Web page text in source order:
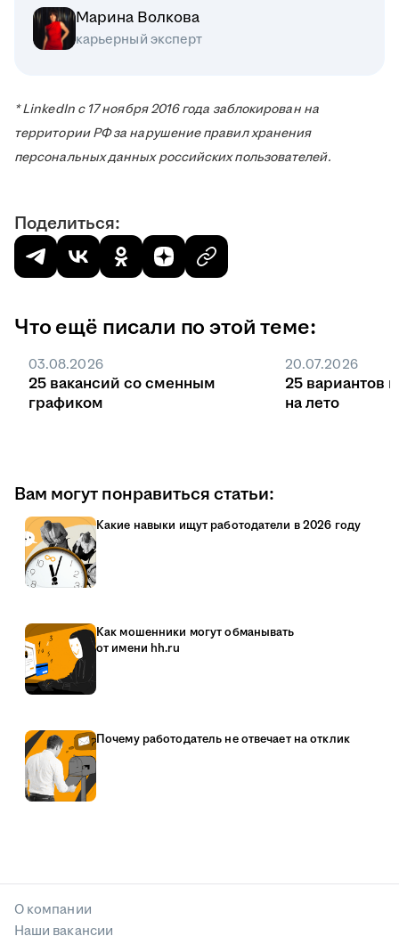
Марина Волкова
карьерный эксперт
* LinkedIn с 17 ноября 2016 года заблокирован на
территории РФ за нарушение правил хранения
персональных данных российских пользователей.
Поделиться:
Что ещё писали по этой теме:
03.08.2026
25 вакансий со сменным
графиком
20.07.2026
25 вариантов
на лето
Вам могут понравиться статьи:
Какие навыки ищут работодатели в 2026 году
Как мошенники могут обманывать
от имени hh.ru
Почему работодатель не отвечает на отклик
О компании
Наши вакансии